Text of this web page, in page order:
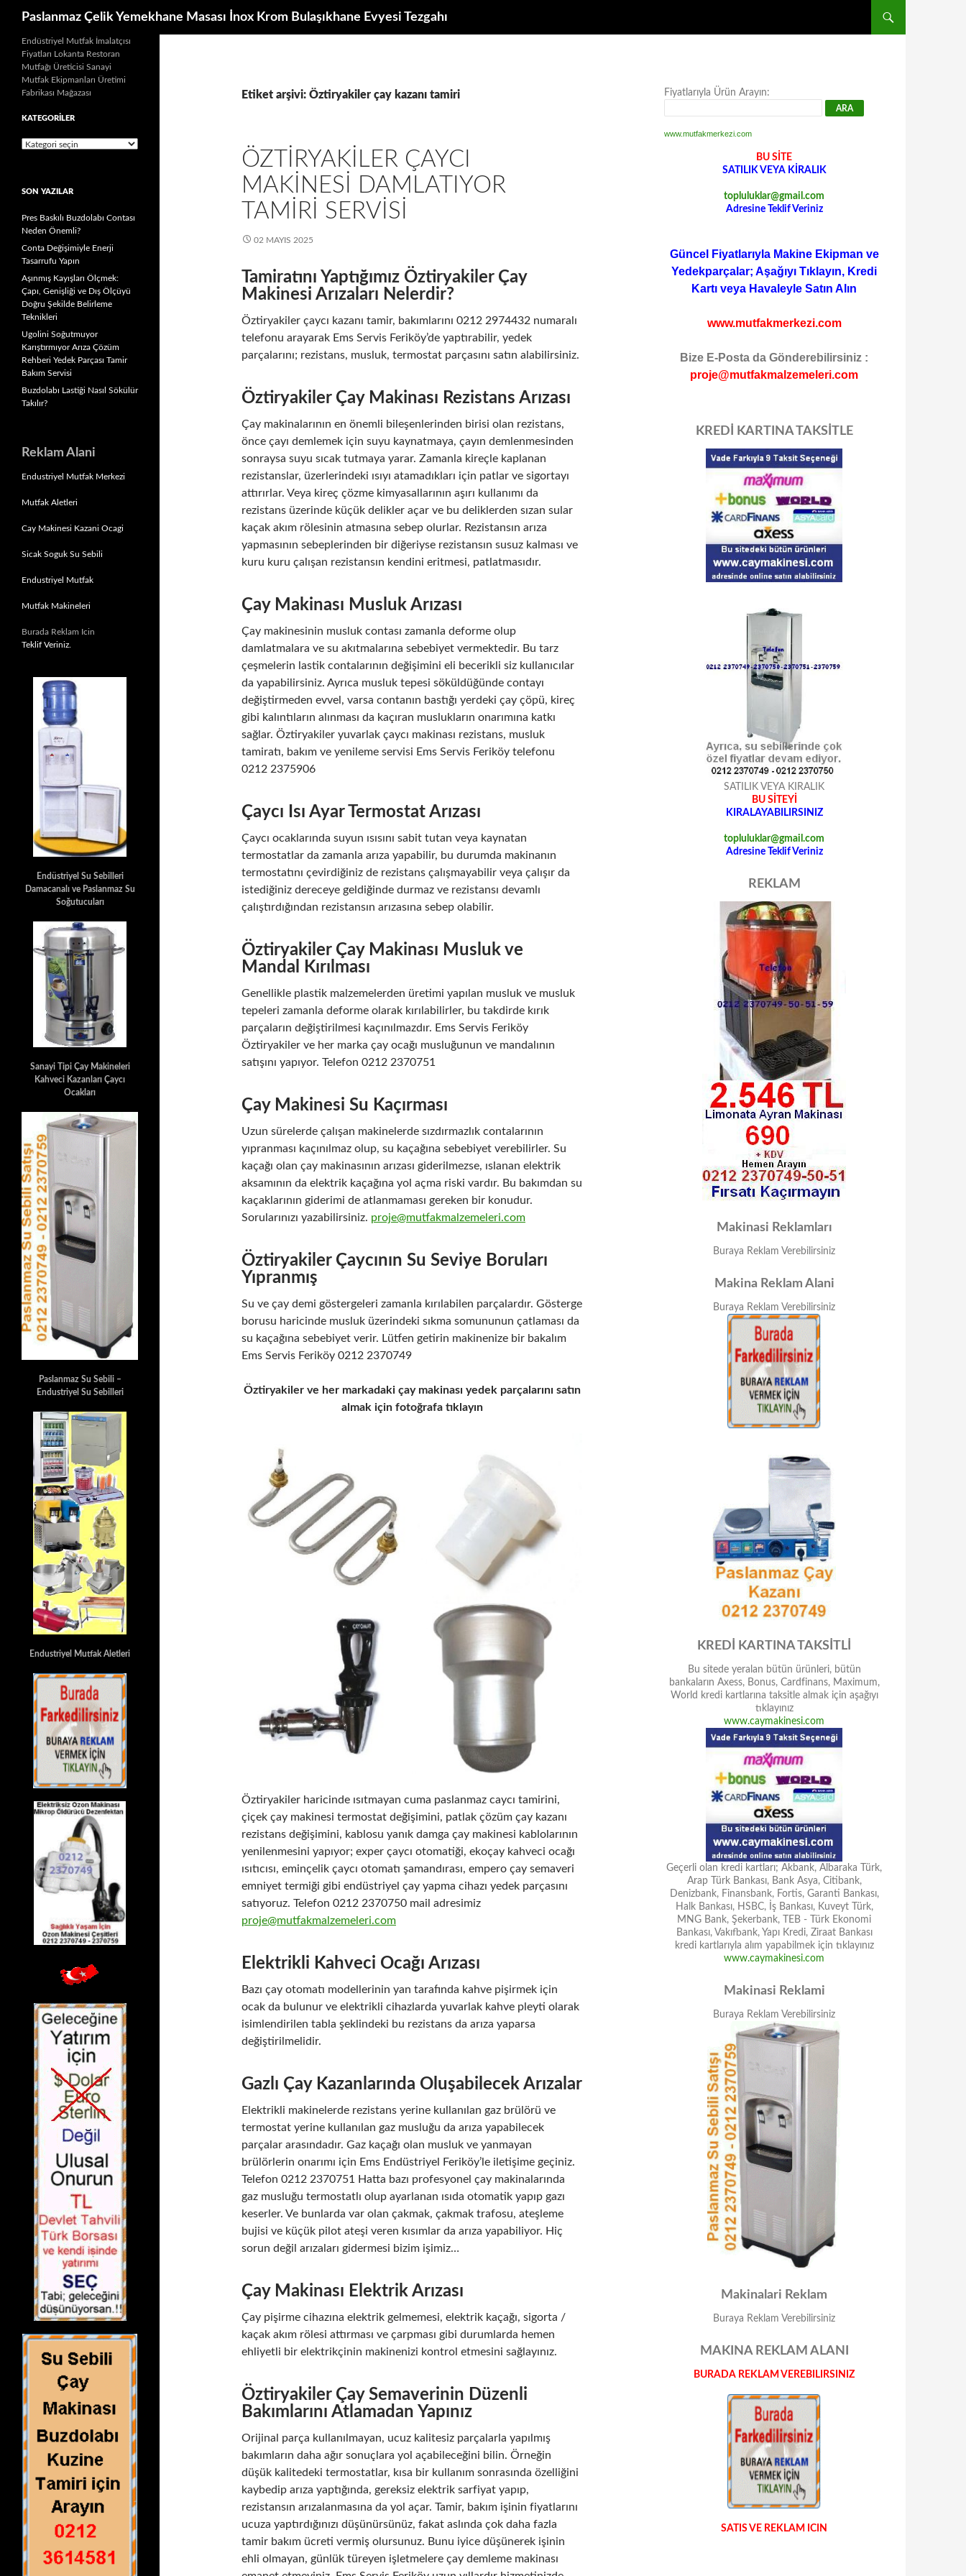
İçeriğe
Paslanmaz Çelik Yemekhane Masası İnox Krom Bulaşıkhane Evyesi Tezgahı
Etiket arşivi: Öztiryakiler çay kazanı tamiri
ÖZTIRYAKILER ÇAYCI
MAKINESI DAMLATIYOR
TAMIRI SERVISI
02 MAYIS 2025
Tamiratını Yaptığımız Öztiryakiler Çay
Makinesi Arızaları Nelerdir?
Öztiryakiler çaycı kazanı tamir, bakımlarını 0212 2974432 numaralı
telefonu arayarak Ems Servis Feriköy’de yaptırabilir, yedek
parçalarını; rezistans, musluk, termostat parçasını satın alabilirsiniz.
Öztiryakiler Çay Makinası Rezistans Arızası
Çay makinalarının en önemli bileşenlerinden birisi olan rezistans,
önce çayı demlemek için suyu kaynatmaya, çayın demlenmesinden
sonraysa suyu sıcak tutmaya yarar. Zamanla kireçle kaplanan
rezistanslar, üzerlerindeki ısıyı atamadıkları için patlar ve sigortayı
attırırlar. Veya kireç çözme kimyasallarının aşırı kullanımı da
rezistans üzerinde küçük delikler açar ve bu deliklerden sızan sular
kaçak akım rölesinin atmasına sebep olurlar. Rezistansın arıza
yapmasının sebeplerinden bir diğeriyse rezistansın susuz kalması ve
kuru kuru çalışan rezistansın kendini eritmesi, patlatmasıdır.
Çay Makinası Musluk Arızası
Çay makinesinin musluk contası zamanla deforme olup
damlatmalara ve su akıtmalarına sebebiyet vermektedir. Bu tarz
çeşmelerin lastik contalarının değişimini eli becerikli siz kullanıcılar
da yapabilirsiniz. Ayrıca musluk tepesi söküldüğünde contayı
değiştirmeden evvel, varsa contanın bastığı yerdeki çay çöpü, kireç
gibi kalıntıların alınması da kaçıran muslukların onarımına katkı
sağlar. Öztiryakiler yuvarlak çaycı makinası rezistans, musluk
tamiratı, bakım ve yenileme servisi Ems Servis Feriköy telefonu
0212 2375906
Çaycı Isı Ayar Termostat Arızası
Çaycı ocaklarında suyun ısısını sabit tutan veya kaynatan
termostatlar da zamanla arıza yapabilir, bu durumda makinanın
termostatını çevirdiğiniz de rezistans çalışmayabilir veya çalışır da
istediğiniz dereceye geldiğinde durmaz ve rezistansı devamlı
çalıştırdığından rezistansın arızasına sebep olabilir.
Öztiryakiler Çay Makinası Musluk ve
Mandal Kırılması
Genellikle plastik malzemelerden üretimi yapılan musluk ve musluk
tepeleri zamanla deforme olarak kırılabilirler, bu takdirde kırık
parçaların değiştirilmesi kaçınılmazdır. Ems Servis Feriköy
Öztiryakiler ve her marka çay ocağı musluğunun ve mandalının
satışını yapıyor. Telefon 0212 2370751
Çay Makinesi Su Kaçırması
Uzun sürelerde çalışan makinelerde sızdırmazlık contalarının
yıpranması kaçınılmaz olup, su kaçağına sebebiyet verebilirler. Su
kaçağı olan çay makinasının arızası giderilmezse, ıslanan elektrik
aksamının da elektrik kaçağına yol açma riski vardır. Bu bakımdan su
kaçaklarının giderimi de atlanmaması gereken bir konudur.
Sorularınızı yazabilirsiniz. proje@mutfakmalzemeleri.com
Öztiryakiler Çaycının Su Seviye Boruları
Yıpranmış
Su ve çay demi göstergeleri zamanla kırılabilen parçalardır. Gösterge
borusu haricinde musluk üzerindeki sıkma somununun çatlaması da
su kaçağına sebebiyet verir. Lütfen getirin makinenize bir bakalım
Ems Servis Feriköy 0212 2370749
Öztiryakiler ve her markadaki çay makinası yedek parçalarını satın
almak için fotoğrafa tıklayın
Öztiryakiler haricinde ısıtmayan cuma paslanmaz caycı tamirini,
çiçek çay makinesi termostat değişimini, patlak çözüm çay kazanı
rezistans değişimini, kablosu yanık damga çay makinesi kablolarının
yenilenmesini yapıyor; exper çaycı otomatiği, ekoçay kahveci ocağı
ısıtıcısı, eminçelik çaycı otomatı şamandırası, empero çay semaveri
emniyet termiği gibi endüstriyel çay yapma cihazı yedek parçasını
satıyoruz. Telefon 0212 2370750 mail adresimiz
proje@mutfakmalzemeleri.com
Elektrikli Kahveci Ocağı Arızası
Bazı çay otomatı modellerinin yan tarafında kahve pişirmek için
ocak da bulunur ve elektrikli cihazlarda yuvarlak kahve pleyti olarak
isimlendirilen tabla şeklindeki bu rezistans da arıza yaparsa
değiştirilmelidir.
Gazlı Çay Kazanlarında Oluşabilecek Arızalar
Elektrikli makinelerde rezistans yerine kullanılan gaz brülörü ve
termostat yerine kullanılan gaz musluğu da arıza yapabilecek
parçalar arasındadır. Gaz kaçağı olan musluk ve yanmayan
brülörlerin onarımı için Ems Endüstriyel Feriköy’le iletişime geçiniz.
Telefon 0212 2370751 Hatta bazı profesyonel çay makinalarında
gaz musluğu termostatlı olup ayarlanan ısıda otomatik yapıp gazı
keserler. Ve bunlarda var olan çakmak, çakmak trafosu, ateşleme
bujisi ve küçük pilot ateşi veren kısımlar da arıza yapabiliyor. Hiç
sorun değil arızaları gidermesi bizim işimiz…
Çay Makinası Elektrik Arızası
Çay pişirme cihazına elektrik gelmemesi, elektrik kaçağı, sigorta /
kaçak akım rölesi attırması ve çarpması gibi durumlarda hemen
ehliyetli bir elektrikçinin makinenizi kontrol etmesini sağlayınız.
Öztiryakiler Çay Semaverinin Düzenli
Bakımlarını Atlamadan Yapınız
Orijinal parça kullanılmayan, ucuz kalitesiz parçalarla yapılmış
bakımların daha ağır sonuçlara yol açabileceğini bilin. Örneğin
düşük kalitedeki termostatlar, kısa bir kullanım sonrasında özelliğini
kaybedip arıza yaptığında, gereksiz elektrik sarfiyat yapıp,
rezistansın arızalanmasına da yol açar. Tamir, bakım işinin fiyatlarını
ucuza yaptırdığınızı düşünürsünüz, fakat aslında çok daha fazla
tamir bakım ücreti vermiş olursunuz. Bunu iyice düşünerek işinin
ehli olmayan, günlük türeyen işletmelere çay demleme makinası
Fiyatlarıyla Ürün Arayın:
www.mutfakmerkezi.com
BU SİTE
SATILIK VEYA KİRALIK
topluluklar@gmail.com
Adresine Teklif Veriniz
Güncel Fiyatlarıyla Makine Ekipman ve
Yedekparçalar; Aşağıyı Tıklayın, Kredi
Kartı veya Havaleyle Satın Alın
www.mutfakmerkezi.com
Bize E-Posta da Gönderebilirsiniz :
proje@mutfakmalzemeleri.com
KREDİ KARTINA TAKSİTLE
SATILIK VEYA KIRALIK
BU SİTEYİ
KIRALAYABILIRSINIZ
topluluklar@gmail.com
Adresine Teklif Veriniz
REKLAM
Makinasi Reklamları
Buraya Reklam Verebilirsiniz
Makina Reklam Alani
Buraya Reklam Verebilirsiniz
KREDİ KARTINA TAKSİTLİ
Bu sitede yeralan bütün ürünleri, bütün
bankaların Axess, Bonus, Cardfinans, Maximum,
World kredi kartlarına taksitle almak için aşağıyı
tıklayınız
www.caymakinesi.com
Geçerli olan kredi kartları; Akbank, Albaraka Türk,
Arap Türk Bankası, Bank Asya, Citibank,
Denizbank, Finansbank, Fortis, Garanti Bankası,
Halk Bankası, HSBC, İş Bankası, Kuveyt Türk,
MNG Bank, Şekerbank, TEB - Türk Ekonomi
Bankası, Vakıfbank, Yapı Kredi, Ziraat Bankası
kredi kartlarıyla alım yapabilmek için tıklayınız
www.caymakinesi.com
Makinasi Reklami
Buraya Reklam Verebilirsiniz
Makinalari Reklam
Buraya Reklam Verebilirsiniz
MAKINA REKLAM ALANI
BURADA REKLAM VEREBILIRSINIZ
SATIS VE REKLAM ICIN
Endüstriyel Mutfak İmalatçısı
Fiyatları Lokanta Restoran
Mutfağı Üreticisi Sanayi
Mutfak Ekipmanları Üretimi
Fabrikası Mağazası
KATEGORILER
Kategoriler
SON YAZILAR
Pres Baskılı Buzdolabı Contası
Neden Önemli?
Conta Değişimiyle Enerji
Tasarrufu Yapın
Aşınmış Kayışları Ölçmek:
Çapı, Genişliği ve Dış Ölçüyü
Doğru Şekilde Belirleme
Teknikleri
Ugolini Soğutmuyor
Karıştırmıyor Arıza Çözüm
Rehberi Yedek Parçası Tamir
Bakım Servisi
Buzdolabı Lastiği Nasıl Sökülür
Takılır?
Reklam Alani
Endustriyel Mutfak Merkezi
Mutfak Aletleri
Cay Makinesi Kazani Ocagi
Sicak Soguk Su Sebili
Endustriyel Mutfak
Mutfak Makineleri
Burada Reklam Icin
Teklif Veriniz.
Endüstriyel Su Sebilleri
Damacanalı ve Paslanmaz Su
Soğutucuları
Sanayi Tipi Çay Makineleri
Kahveci Kazanları Çaycı
Ocakları
Paslanmaz Su Sebili –
Endustriyel Su Sebilleri
Endustriyel Mutfak Aletleri